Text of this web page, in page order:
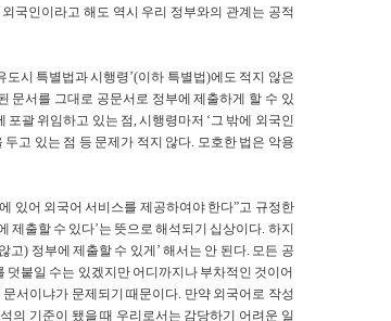
국인이라고 해도 역시 우리 정부와의 관계는 공적
시 특별법과 시행령’(이하 특별법)에도 적지 않은
문서를 그대로 공문서로 정부에 제출하게 할 수 있
괄 위임하고 있는 점, 시행령마저 ‘그 밖에 외국인
고 있는 점 등 문제가 적지 않다. 모호한 법은 악용
있어 외국어 서비스를 제공하여야 한다”고 규정한
제출할 수 있다’는 뜻으로 해석되기 십상이다. 하지
) 정부에 제출할 수 있게’ 해서는 안 된다. 모든 공
붙일 수는 있겠지만 어디까지나 부차적인 것이어
서이냐가 문제되기 때문이다. 만약 외국어로 작성
의 기준이 됐을 때 우리로서는 감당하기 어려운 일